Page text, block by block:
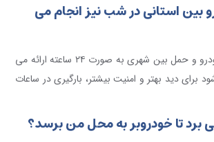
بین استانی در شب نیز انجام می
بله، خدمات امداد خودرو و حمل بین شهری به صورت ۲۴ ساعته ارائه می
برای دید بهتر و امنیت بیشتر، بارگیری در ساعات